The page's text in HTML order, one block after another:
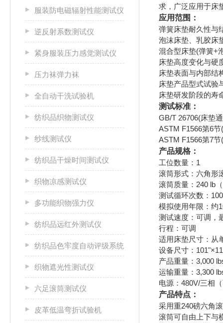
服装防电磁辐射性能测试仪
逆反射系数测试仪
紧身服装压力感觉测试仪
压力袜弹力袜
全自动干洗试验机
纺织品织物测试仪
纱线测试仪
纺织品干燥时间测试仪
织物凉感测试仪
多功能织物强力仪
纺织品远红外测试仪
纺织品色牢度自动评级系统
织物遮光性测试仪
六足滚筒测试仪
皮革低温弯折试验机
求，广泛应用于床
应用范围：
弹簧床垫耐久性与
泡沫床垫、乳胶床
混合型床垫(弹簧+
床垫高度变化与硬
床垫表面与内部结
床垫产品型式试验
床垫研发阶段的寿
测试标准：
GB/T 26706(床垫
ASTM F1566第6
ASTM F1566第7
产品规格：
工位数量：1
滚筒形式：六角形
滚筒质量：240 lb
测试循环次数：
模拟使用年限：约
测试速度：可调，
行程：可调
适用床垫尺寸：从
设备尺寸：
产品重量：3,000
运输重量：3,300
电源：480V/三相
产品特点：
采用重240磅六角
滚筒可自由上下与